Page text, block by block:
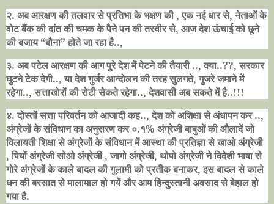
२. अब आरक्षण की तलवार से प्रतिभा के भक्षण की,एक नई धार से,नेताओं के
वोट बैंक की दांत की चमक के पैने पन की तस्वीर से, आज देश ऊंचाई को छूने
की बजाय“बौना”होते जा रहा है..,
३. अब पटेल आरक्षण की आग पुरे देश में पेटने की तैयारी ..,क्या..??,सरकार
घुटने टेक देगी..,या देश गुर्जर आन्दोलन की तरह सुलगते,गुजरे जमाने में
रहेगा..,सत्ताखोरों की रोटी सेकते रहेगा..,देशवासी अब सकते में है..!!!
४. दोस्तों सत्ता परिवर्तन को आजादी कह..,देश को अशिक्षा से अंधापन कर ..,
अंग्रेजों के संविधान का अनुसरण कर ०.१% अंग्रेजी बाबुओं की औलादें जो
विलायती शिक्षा से अंग्रेजों के संविधान में आस्था की प्रतिज्ञा से खाओ अंग्रेजी
,पियों अंग्रेजी सोओ अंग्रेजी,जागो अंग्रेजी, थोपो अंग्रेजी ने विदेशी भाषा से
गोरे अंग्रेजों के काले बादल की गुलामी को प्रतीक बनाकर,इस बादल से काले
धन की बरसात से मालामाल हो गयें और आम हिन्दुस्तानी अवसाद से बेहाल हो
गया है.